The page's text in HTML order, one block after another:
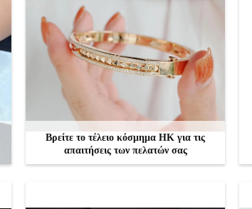
Βρείτε το τέλειο κόσμημα HK για τις
απαιτήσεις των πελατών σας